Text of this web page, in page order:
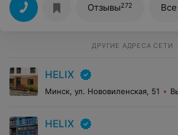
Отзывы272
ДРУГИЕ АДРЕСА СЕТИ
HELIX
Минск, ул. Нововиленская, 51
HELIX